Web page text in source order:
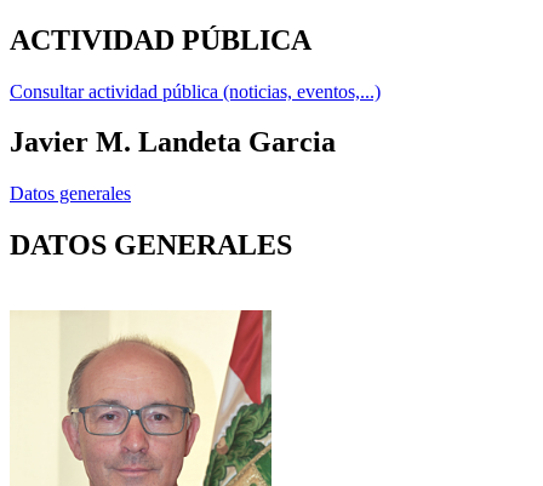
ACTIVIDAD PÚBLICA
Consultar actividad pública (noticias, eventos,...)
Javier M. Landeta Garcia
Datos generales
DATOS GENERALES